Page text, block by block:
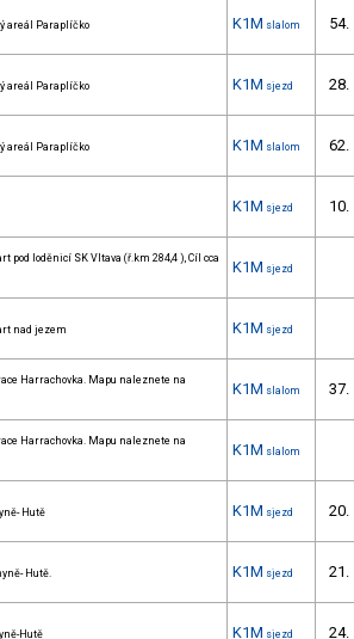
areál Paraplíčko K1M slalom 54.
areál Paraplíčko K1M sjezd 28.
areál Paraplíčko K1M slalom 62.
K1M sjezd 10.
pod loděnicí SK Vltava (ř.km 284,4 ), Cíl cca
K1M sjezd
nad jezem K1M sjezd
Harrachovka. Mapu naleznete na
K1M slalom 37.
Harrachovka. Mapu naleznete na
K1M slalom
Hutě K1M sjezd 20.
Hutě. K1M sjezd 21.
Hutě K1M sjezd 24.